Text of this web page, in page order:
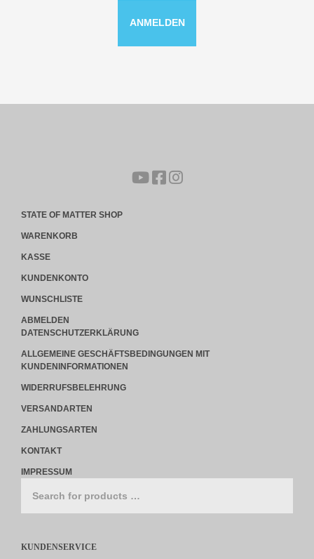
STATE OF MATTER SHOP
WARENKORB
KASSE
KUNDENKONTO
WUNSCHLISTE
ABMELDEN
DATENSCHUTZERKLÄRUNG
ALLGEMEINE GESCHÄFTSBEDINGUNGEN MIT
KUNDENINFORMATIONEN
WIDERRUFSBELEHRUNG
VERSANDARTEN
ZAHLUNGSARTEN
KONTAKT
IMPRESSUM
KUNDENSERVICE